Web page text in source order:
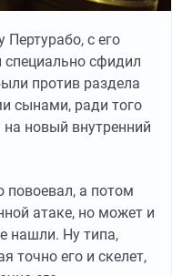
с его
специально сфидил
против раздела
сынами, ради того
новый внутренний
повоевал, а потом
атаке, но может и
нашли. Ну типа,
точно его и скелет,